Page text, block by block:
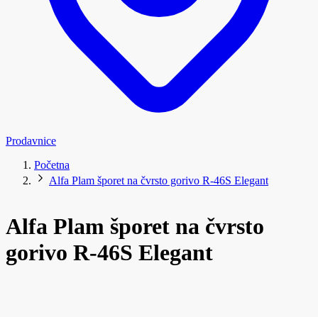
Prodavnice
Početna
Alfa Plam šporet na čvrsto gorivo R-46S Elegant
Alfa Plam šporet na čvrsto
gorivo R-46S Elegant